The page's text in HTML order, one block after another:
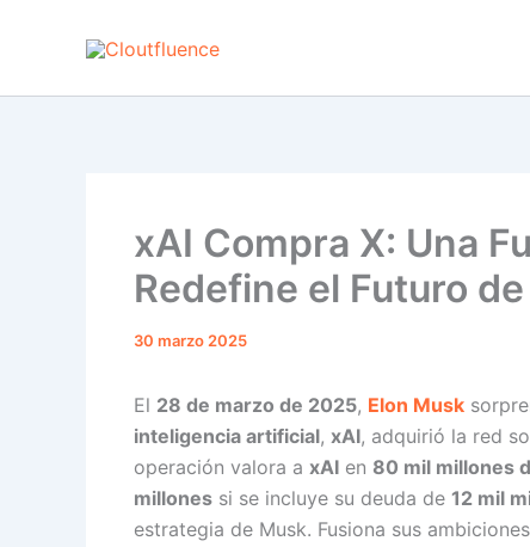
xAI Compra X: Una
Redefine el Futuro
30 marzo 2025
El 28 de marzo de 2025, Elon Musk
inteligencia artificial, xAI, adquirió la red
operación valora a xAI en 80 mil millones
millones si se incluye su deuda de 12 mil
estrategia de Musk. Fusiona sus
2,90 €
se
pueden
elegir
de
producto
4,90 €
se
pueden
elegir
de
producto
24,90 €
se
pueden
elegir
de
producto